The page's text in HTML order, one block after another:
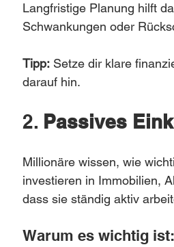
Langfristige Planung hilft
Schwankungen oder
Tipp: Setze dir klare
darauf hin.
2. Passives
Millionäre wissen, wie
investieren in Immobilien,
dass sie ständig aktiv
Warum es wichtig ist: